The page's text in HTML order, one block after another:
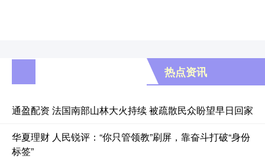
热点资讯
通盈配资 法国南部山林大火持续 被疏散民众盼望早日回家
华夏理财 人民锐评：“你只管领教”刷屏，靠奋斗打破“身份
标签”